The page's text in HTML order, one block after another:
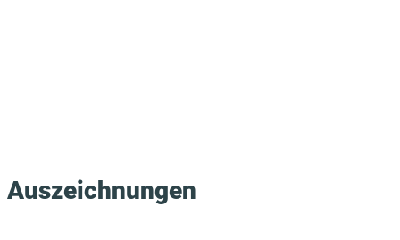
Auszeichnungen